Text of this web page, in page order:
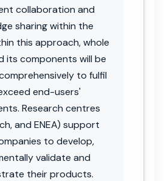
collaboration and
sharing within the
this approach, whole
its components will be
to fulfil
end-users'
Research centres
and ENEA) support
to develop,
validate and
their products.